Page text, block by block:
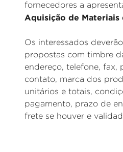
fornecedores a
Aquisição de
Os interessados
propostas com timbre
endereço, telefone, fax,
contato, marca dos
unitários e totais,
pagamento, prazo de
frete se houver e